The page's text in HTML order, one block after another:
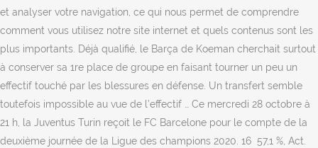
et analyser votre navigation, ce qui nous permet de comprendre
comment vous utilisez notre site internet et quels contenus sont les
plus importants. Déjà qualifié, le Barça de Koeman cherchait surtout
à conserver sa 1re place de groupe en faisant tourner un peu un
effectif touché par les blessures en défense. Un transfert semble
toutefois impossible au vue de l’effectif … Ce mercredi 28 octobre à
21 h, la Juventus Turin reçoit le FC Barcelone pour le compte de la
deuxième journée de la Ligue des champions 2020. 16 57,1 %, Act.